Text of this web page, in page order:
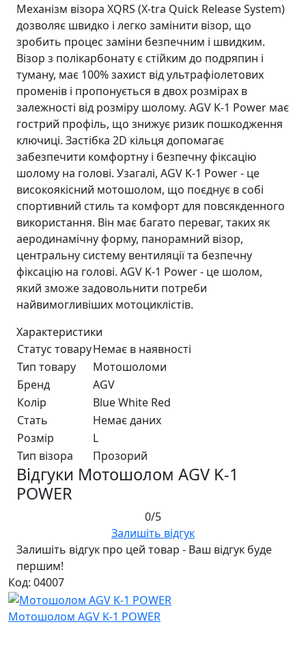
Механізм візора XQRS (X-tra Quick Release System)
дозволяє швидко і легко замінити візор, що
зробить процес заміни безпечним і швидким.
Візор з полікарбонату є стійким до подряпин і
туману, має 100% захист від ультрафіолетових
променів і пропонується в двох розмірах в
залежності від розміру шолому. AGV K-1 Power має
гострий профіль, що знижує ризик пошкодження
ключиці. Застібка 2D кільця допомагає
забезпечити комфортну і безпечну фіксацію
шолому на голові. Узагалі, AGV K-1 Power - це
високоякісний мотошолом, що поєднує в собі
спортивний стиль та комфорт для повсякденного
використання. Він має багато переваг, таких як
аеродинамічну форму, панорамний візор,
центральну систему вентиляції та безпечну
фіксацію на голові. AGV K-1 Power - це шолом,
який зможе задовольнити потреби
найвимогливіших мотоциклістів.
Характеристики
Статус товаруНемає в наявності
Тип товару
Мотошоломи
Бренд
AGV
Колір
Blue White Red
Стать
Немає даних
Розмір
L
Тип візора
Прозорий
Відгуки Мотошолом AGV K-1
POWER
0/5
Залишіть відгук
Залишіть відгук про цей товар - Ваш відгук буде
першим!
Код: 04007
Мотошолом AGV K-1 POWER